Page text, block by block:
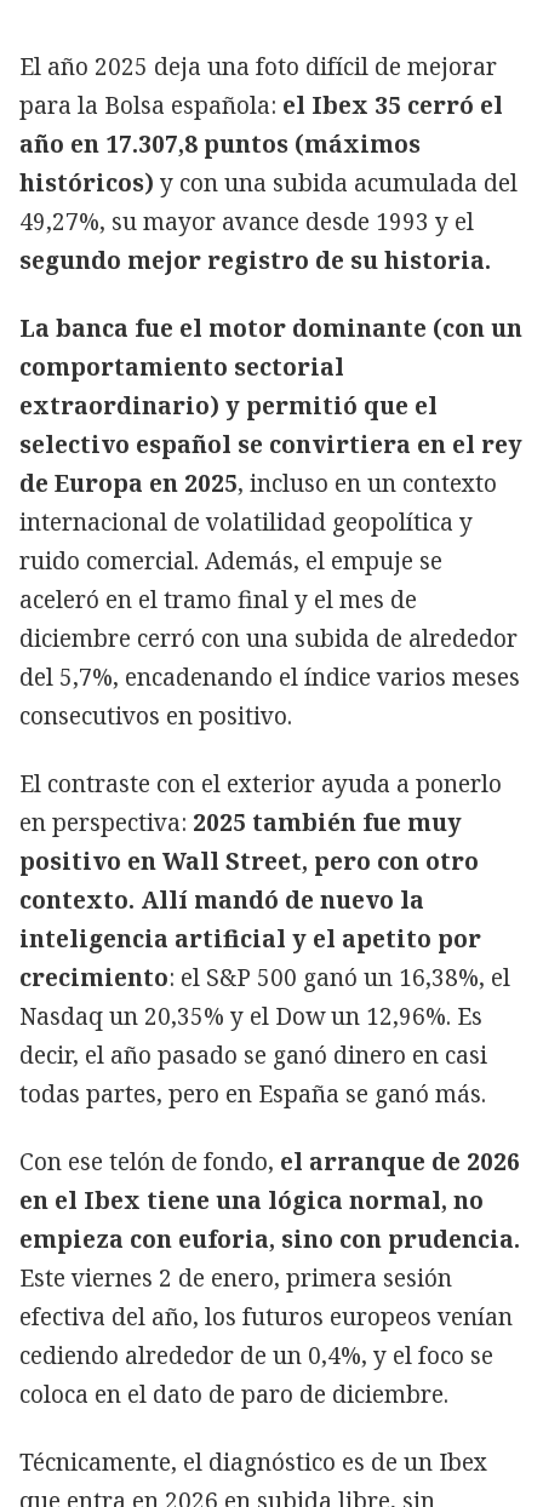
El año 2025 deja una foto difícil de mejorar
para la Bolsa española: el Ibex 35 cerró el
año en 17.307,8 puntos (máximos
históricos) y con una subida acumulada del
49,27%, su mayor avance desde 1993 y el
segundo mejor registro de su historia.
La banca fue el motor dominante (con un
comportamiento sectorial
extraordinario) y permitió que el
selectivo español se convirtiera en el rey
de Europa en 2025, incluso en un contexto
internacional de volatilidad geopolítica y
ruido comercial. Además, el empuje se
aceleró en el tramo final y el mes de
diciembre cerró con una subida de alrededor
del 5,7%, encadenando el índice varios meses
consecutivos en positivo.
El contraste con el exterior ayuda a ponerlo
en perspectiva: 2025 también fue muy
positivo en Wall Street, pero con otro
contexto. Allí mandó de nuevo la
inteligencia artificial y el apetito por
crecimiento: el S&P 500 ganó un 16,38%, el
Nasdaq un 20,35% y el Dow un 12,96%. Es
decir, el año pasado se ganó dinero en casi
todas partes, pero en España se ganó más.
Con ese telón de fondo, el arranque de 2026
en el Ibex tiene una lógica normal, no
empieza con euforia, sino con prudencia.
Este viernes 2 de enero, primera sesión
efectiva del año, los futuros europeos venían
cediendo alrededor de un 0,4%, y el foco se
coloca en el dato de paro de diciembre.
Técnicamente, el diagnóstico es de un Ibex